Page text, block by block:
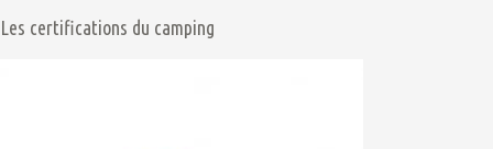
Les certifications du camping